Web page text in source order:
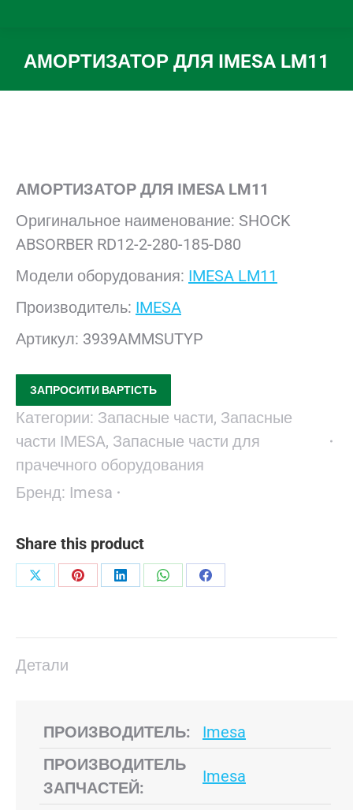
АМОРТИЗАТОР ДЛЯ IMESA LM11
Вы здесь:
АМОРТИЗАТОР ДЛЯ IMESA LM11
Оригинальное наименование: SHOCK
ABSORBER RD12-2-280-185-D80
Модели оборудования: IMESA LM11
Производитель: IMESA
Артикул: 3939AMMSUTYP
ЗАПРОСИТИ ВАРТІСТЬ
Категории: Запасные части, Запасные
части IMESA, Запасные части для
прачечного оборудования
Бренд: Imesa
Share this product
ПоделитьсяПоделитьсяПоделитьсяПоделитьсяПоделиться
Детали
ПРОИЗВОДИТЕЛЬ:
Imesa
ПРОИЗВОДИТЕЛЬ
ЗАПЧАСТЕЙ:
Imesa